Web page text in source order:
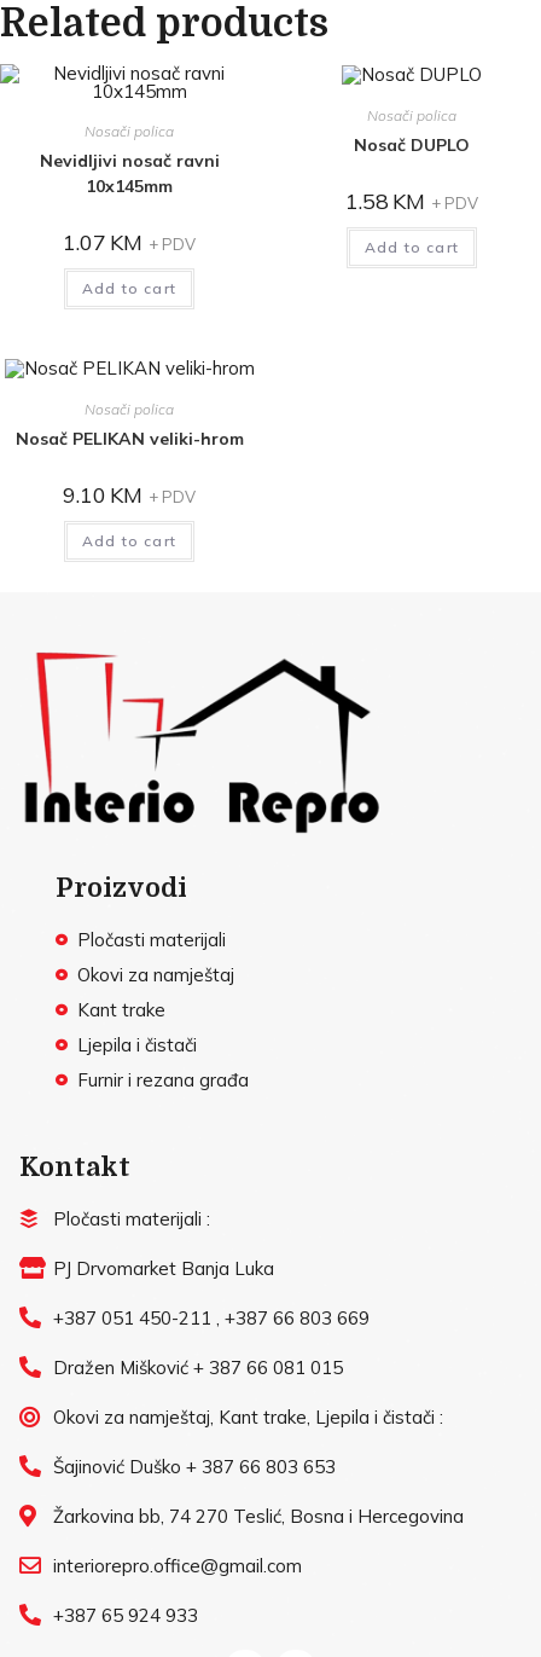
Related products
Nosači polica
Nevidljivi nosač ravni
10x145mm
1.07 KM + PDV
Add to cart
Nosači polica
Nosač DUPLO
1.58 KM + PDV
Add to cart
Nosači polica
Nosač PELIKAN veliki-hrom
9.10 KM + PDV
Add to cart
Proizvodi
Pločasti materijali
Okovi za namještaj
Kant trake
Ljepila i čistači
Furnir i rezana građa
Kontakt
Pločasti materijali :
PJ Drvomarket Banja Luka
+387 051 450-211 , +387 66 803 669
Dražen Mišković + 387 66 081 015
Okovi za namještaj, Kant trake, Ljepila i čistači :
Šajinović Duško + 387 66 803 653
Žarkovina bb, 74 270 Teslić, Bosna i Hercegovina
interiorepro.office@gmail.com
+387 65 924 933